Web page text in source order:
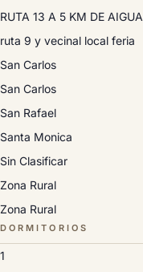
RUTA 13 A 5 KM DE AIGUA
ruta 9 y vecinal local feria
San Carlos
San Carlos
San Rafael
Santa Monica
Sin Clasificar
Zona Rural
Zona Rural
DORMITORIOS
1